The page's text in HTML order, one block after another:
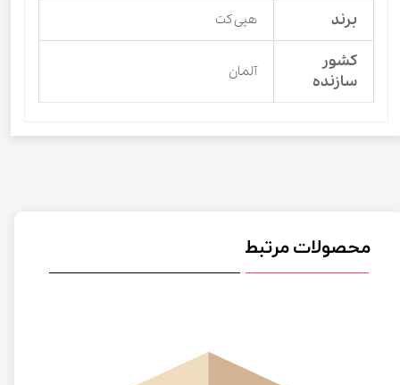
برند هپی کت
کشور
سازنده
آلمان
محصولات مرتبط